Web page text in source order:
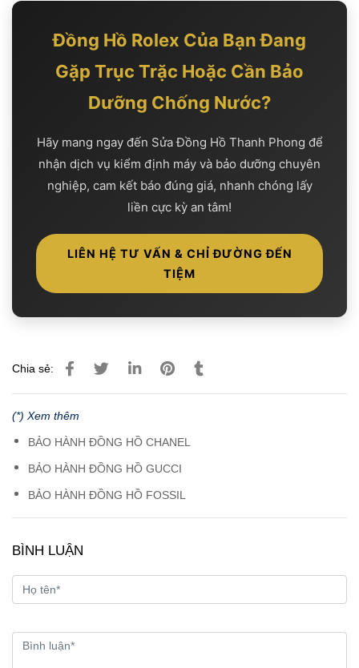
Đồng Hồ Rolex Của Bạn Đang
Gặp Trục Trặc Hoặc Cần Bảo
Dưỡng Chống Nước?
Hãy mang ngay đến Sửa Đồng Hồ Thanh Phong để
nhận dịch vụ kiểm định máy và bảo dưỡng chuyên
nghiệp, cam kết báo đúng giá, nhanh chóng lấy
liền cực kỳ an tâm!
LIÊN HỆ TƯ VẤN & CHỈ ĐƯỜNG ĐẾN
TIỆM
Chia sẻ:
(*) Xem thêm
BẢO HÀNH ĐỒNG HỒ CHANEL
BẢO HÀNH ĐỒNG HỒ GUCCI
BẢO HÀNH ĐỒNG HỒ FOSSIL
BÌNH LUẬN